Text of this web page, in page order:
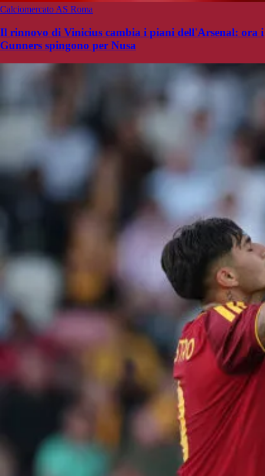
Calciomercato AS Roma
Il rinnovo di Vinicius cambia i piani dell'Arsenal: ora i
Gunners spingono per Nusa